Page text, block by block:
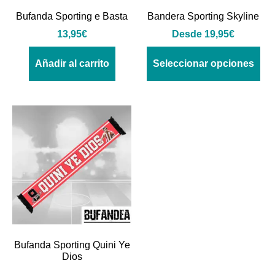
Bufanda Sporting e Basta
13,95€
Añadir al carrito
Bandera Sporting Skyline
Desde 19,95€
Seleccionar opciones
Bufanda Sporting Quini Ye
Dios